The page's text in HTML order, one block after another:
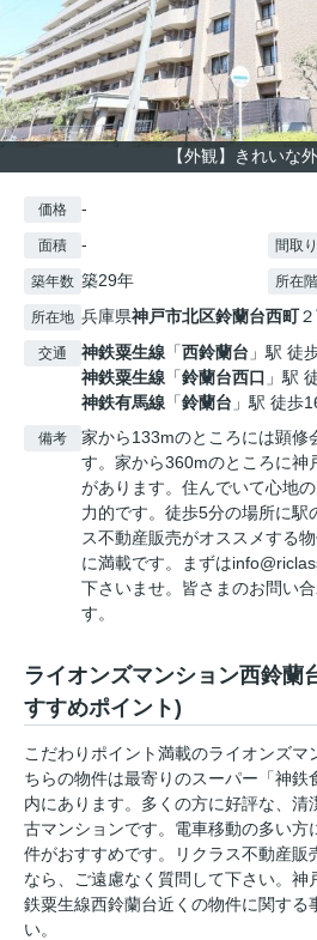
【外観】きれいな
価格 -
面積 - 間取り
築年数 築29年 所在階
所在地 兵庫県神戸市北区鈴蘭台西町
交通 神鉄粟生線 「西鈴蘭台 」駅 徒
神鉄粟生線 「鈴蘭台西口 」駅
神鉄有馬線 「鈴蘭台 」駅 徒歩
備考
家から133mのところには顕修
す。家から360mのところに神
があります。住んでいて心地
力的です。徒歩5分の場所に駅
ス不動産販売がオススメする
に満載です。まずは
下さいませ。皆さまのお問い
す。
ライオンズマンション西鈴蘭
すすめポイント)
こだわりポイント満載のライオンズマ
ちらの物件は最寄りのスーパー「神鉄
内にあります。多くの方に好評な、清
古マンションです。電車移動の多い方
件がおすすめです。リクラス不動産販
なら、ご遠慮なく質問して下さい。神
鉄粟生線西鈴蘭台近くの物件に関する
い。